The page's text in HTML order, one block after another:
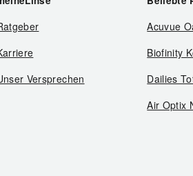
Versprechen
Acuvue
Biofinity
Dailies
Air Optix